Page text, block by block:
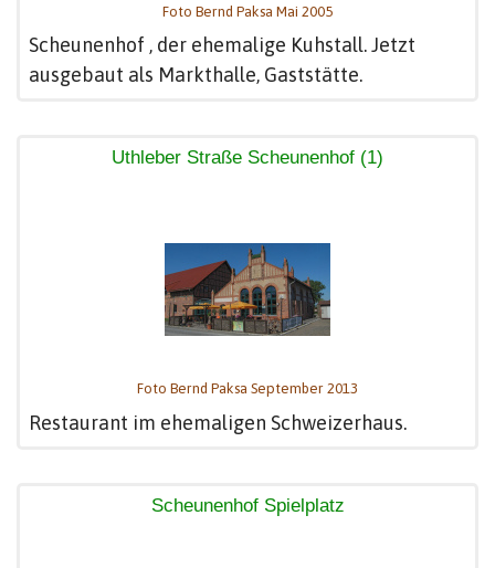
Foto Bernd Paksa Mai 2005
Scheunenhof , der ehemalige Kuhstall. Jetzt
ausgebaut als Markthalle, Gaststätte.
Uthleber Straße Scheunenhof (1)
Foto Bernd Paksa September 2013
Restaurant im ehemaligen Schweizerhaus.
Scheunenhof Spielplatz